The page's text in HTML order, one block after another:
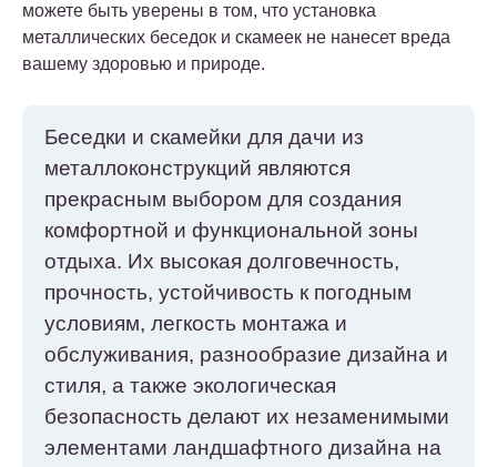
можете быть уверены в том, что установка
металлических беседок и скамеек не нанесет вреда
вашему здоровью и природе.
Беседки и скамейки для дачи из
металлоконструкций являются
прекрасным выбором для создания
комфортной и функциональной зоны
отдыха. Их высокая долговечность,
прочность, устойчивость к погодным
условиям, легкость монтажа и
обслуживания, разнообразие дизайна и
стиля, а также экологическая
безопасность делают их незаменимыми
элементами ландшафтного дизайна на